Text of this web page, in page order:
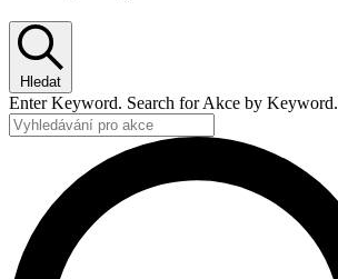
Hledat
Enter Keyword. Search for Akce by Keyword.